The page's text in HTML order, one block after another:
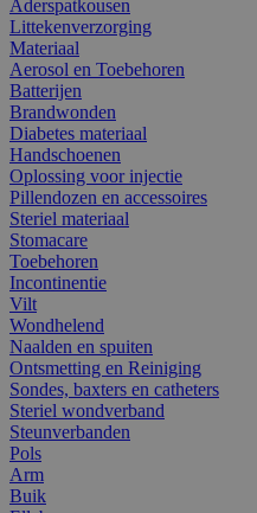
Aderspatkousen
Littekenverzorging
Materiaal
Aerosol en Toebehoren
Batterijen
Brandwonden
Diabetes materiaal
Handschoenen
Oplossing voor injectie
Pillendozen en accessoires
Steriel materiaal
Stomacare
Toebehoren
Incontinentie
Vilt
Wondhelend
Naalden en spuiten
Ontsmetting en Reiniging
Sondes, baxters en catheters
Steriel wondverband
Steunverbanden
Pols
Arm
Buik